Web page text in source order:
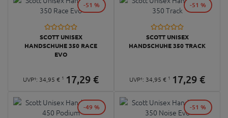
SCOTT UNISEX
HANDSCHUHE 350 RACE
EVO
UVP¹: 34, 95 € 1 17,29€
-51 %
SCOTT UNISEX
HANDSCHUHE 350 TRACK
UVP¹: 34, 95 € 1 17,29€
-51 %
-49 % -51 %